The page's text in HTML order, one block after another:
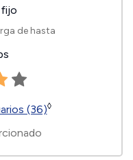
fijo
de hasta
(36)◊